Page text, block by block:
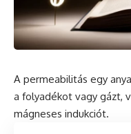
A permeabilitás egy
a folyadékot vagy gázt,
mágneses indukciót.